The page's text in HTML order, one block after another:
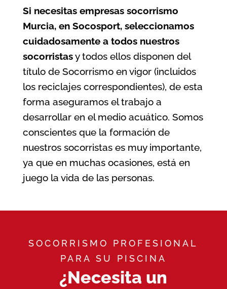
Si necesitas empresas socorrismo
Murcia, en Socosport, seleccionamos
cuidadosamente a todos nuestros
socorristasy todos ellos disponen del
título de Socorrismo en vigor (incluidos
los reciclajes correspondientes), de esta
forma aseguramos el trabajo a
desarrollar en el medio acuático. Somos
conscientes que la formación de
nuestros socorristas es muy importante,
ya que en muchas ocasiones, está en
juego la vida de las personas.
SOCORRISMO PROFESIONAL
PARA SU PISCINA
¿Necesita un